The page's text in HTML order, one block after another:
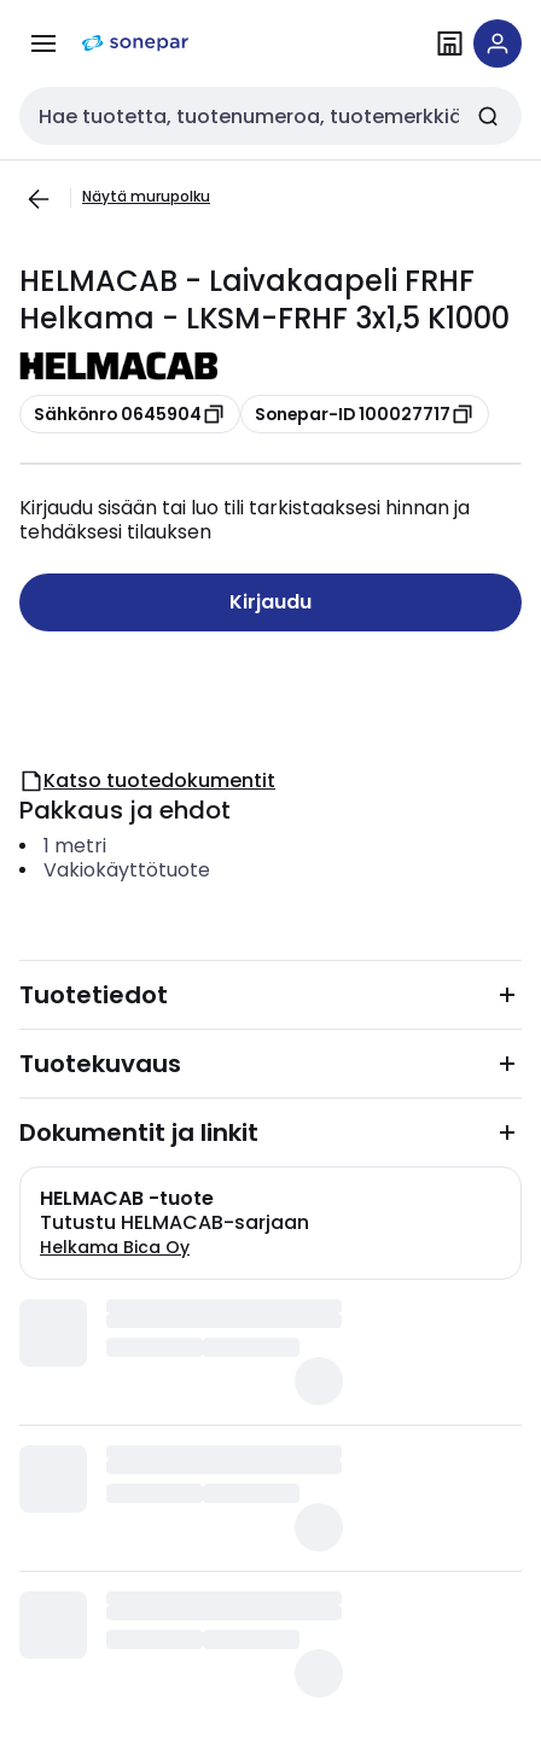
navigointiinsisältöön
Haku
Näytä murupolku
HELMACAB - Laivakaapeli FRHF
Helkama - LKSM-FRHF 3x1,5 K1000
Kopioi
Sähkönro 0645904 Kopioi
Sonepar-ID 100027717
Kirjaudu sisään tai luo tili tarkistaaksesi hinnan ja
tehdäksesi tilauksen
Kirjaudu
Katso tuotedokumentit
Pakkaus ja ehdot
1 metri
Vakiokäyttötuote
Tuotetiedot
Tuotekuvaus
Dokumentit ja linkit
HELMACAB -tuote
Tutustu HELMACAB-sarjaan
Helkama Bica Oy